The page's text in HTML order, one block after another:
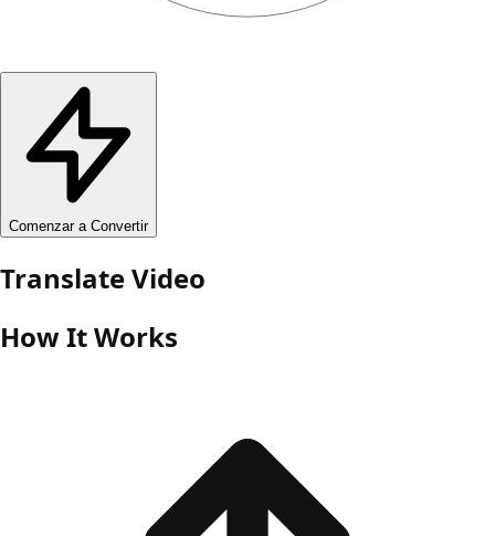
Comenzar a Convertir
Translate Video
How It Works